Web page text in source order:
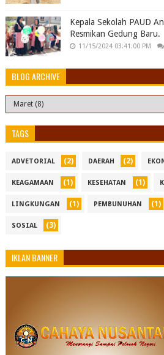
Kepala Sekolah PAUD
Resmikan Gedung Baru.
11/15/2024 03:41:00 PM
BLOG ARCHIVE
TAGS
ADVETORIAL (2) DAERAH (2)
KEAGAMAAN (1) KESEHATAN (1)
LINGKUNGAN (1) PEMBUNUHAN (1)
SOSIAL (3)
IKLAN BANNER